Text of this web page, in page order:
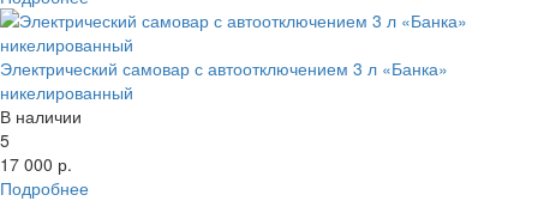
Электрический самовар с автоотключением 3 л «Банка»
никелированный
В наличии
5
17 000 р.
Подробнее